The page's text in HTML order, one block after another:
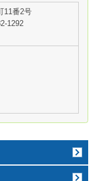
11番2号
1292